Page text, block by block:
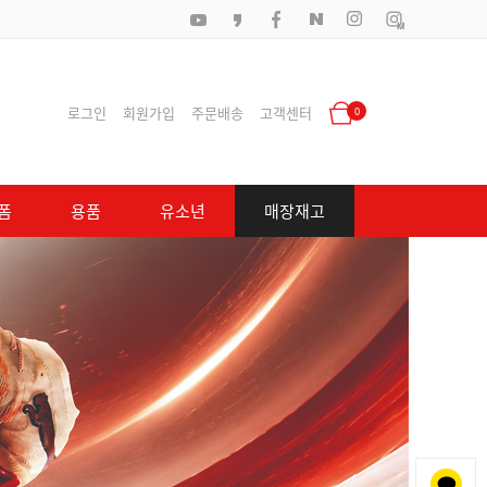
로그인 회원가입 주문배송 고객센터 0
용품 유소년 매장재고